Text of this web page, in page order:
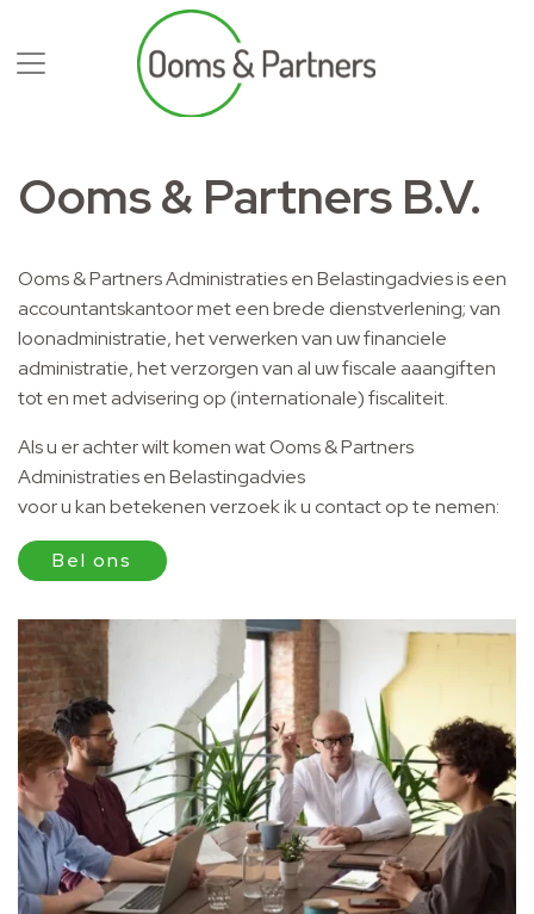
Ooms & Partners B.V.
Ooms & Partners Administraties en Belastingadvies is een
accountantskantoor met een brede dienstverlening; van
loonadministratie, het verwerken van uw financiele
administratie, het verzorgen van al uw fiscale aaangiften
tot en met advisering op (internationale) fiscaliteit.
Als u er achter wilt komen wat Ooms & Partners
Administraties en Belastingadvies
voor u kan betekenen verzoek ik u contact op te nemen:
Bel ons